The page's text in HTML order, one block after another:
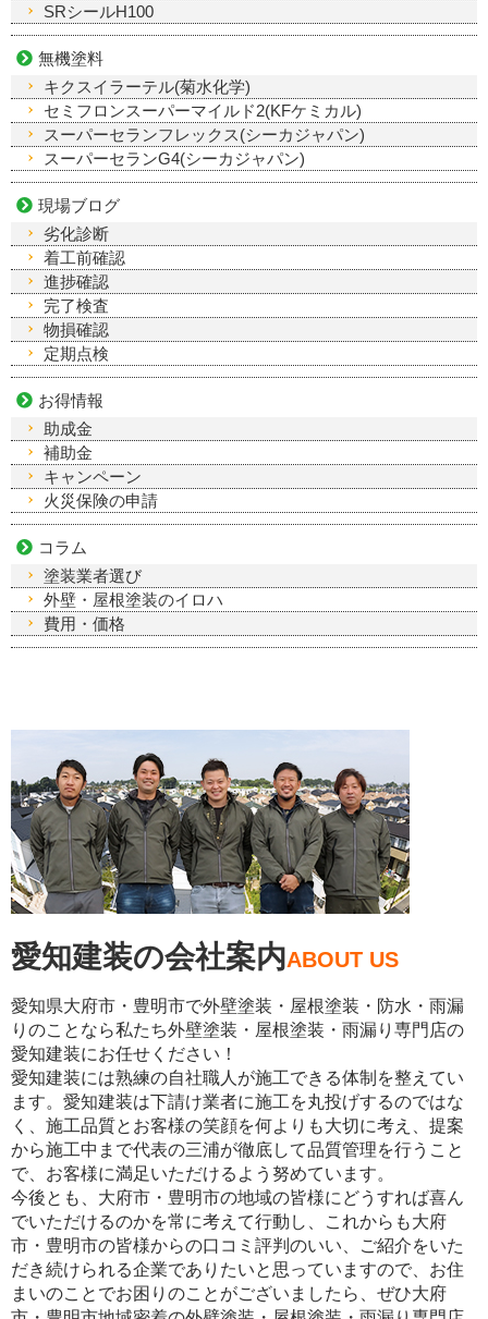
SRシールH100
無機塗料
キクスイラーテル(菊水化学)
セミフロンスーパーマイルド2(KFケミカル)
スーパーセランフレックス(シーカジャパン)
スーパーセランG4(シーカジャパン)
現場ブログ
劣化診断
着工前確認
進捗確認
完了検査
物損確認
定期点検
お得情報
助成金
補助金
キャンペーン
火災保険の申請
コラム
塗装業者選び
外壁・屋根塗装のイロハ
費用・価格
愛知建装の会社案内ABOUT US
愛知県大府市・豊明市で外壁塗装・屋根塗装・防水・雨漏
りのことなら私たち外壁塗装・屋根塗装・雨漏り専門店の
愛知建装にお任せください！
愛知建装には熟練の自社職人が施工できる体制を整えてい
ます。愛知建装は下請け業者に施工を丸投げするのではな
く、施工品質とお客様の笑顔を何よりも大切に考え、提案
から施工中まで代表の三浦が徹底して品質管理を行うこと
で、お客様に満足いただけるよう努めています。
今後とも、大府市・豊明市の地域の皆様にどうすれば喜ん
でいただけるのかを常に考えて行動し、これからも大府
市・豊明市の皆様からの口コミ評判のいい、ご紹介をいた
だき続けられる企業でありたいと思っていますので、お住
まいのことでお困りのことがございましたら、ぜひ大府